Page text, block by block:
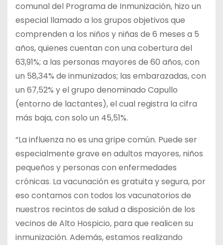
comunal del Programa de Inmunización, hizo un
especial llamado a los grupos objetivos que
comprenden a los niños y niñas de 6 meses a 5
años, quienes cuentan con una cobertura del
63,91%; a las personas mayores de 60 años, con
un 58,34% de inmunizados; las embarazadas, con
un 67,52% y el grupo denominado Capullo
(entorno de lactantes), el cual registra la cifra
más baja, con solo un 45,51%.
“La influenza no es una gripe común. Puede ser
especialmente grave en adultos mayores, niños
pequeños y personas con enfermedades
crónicas. La vacunación es gratuita y segura, por
eso contamos con todos los vacunatorios de
nuestros recintos de salud a disposición de los
vecinos de Alto Hospicio, para que realicen su
inmunización. Además, estamos realizando